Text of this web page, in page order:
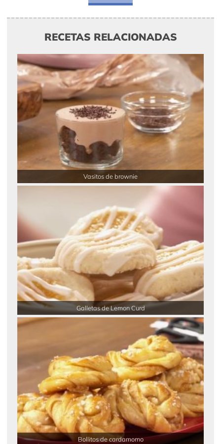
RECETAS RELACIONADAS
Vasitos de brownie
Galletas de Lemon Curd
Bollitos de cardamomo